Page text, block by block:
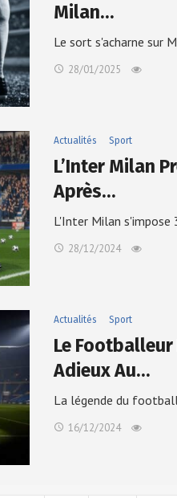
Milan…
Le sort s'acharne sur
28/01/2025
Actualités Sport
L’Inter Milan
Après…
L'Inter Milan s'impose
28/12/2024
Actualités Sport
Le
Adieux Au…
La légende du
16/12/2024